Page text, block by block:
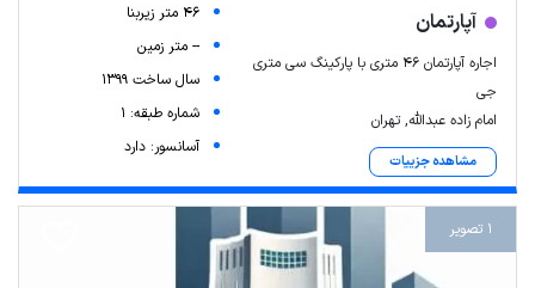
آپارتمان
اجاره آپارتمان ۴۶ متری با پارکینگ سی متری
جی
امام زاده عبدالله, تهران
مشاهده جزییات
46 متر زیربنا
-- متر زمین
سال ساخت 1399
شماره طبقه: 1
آسانسور: دارد
1 تصویر